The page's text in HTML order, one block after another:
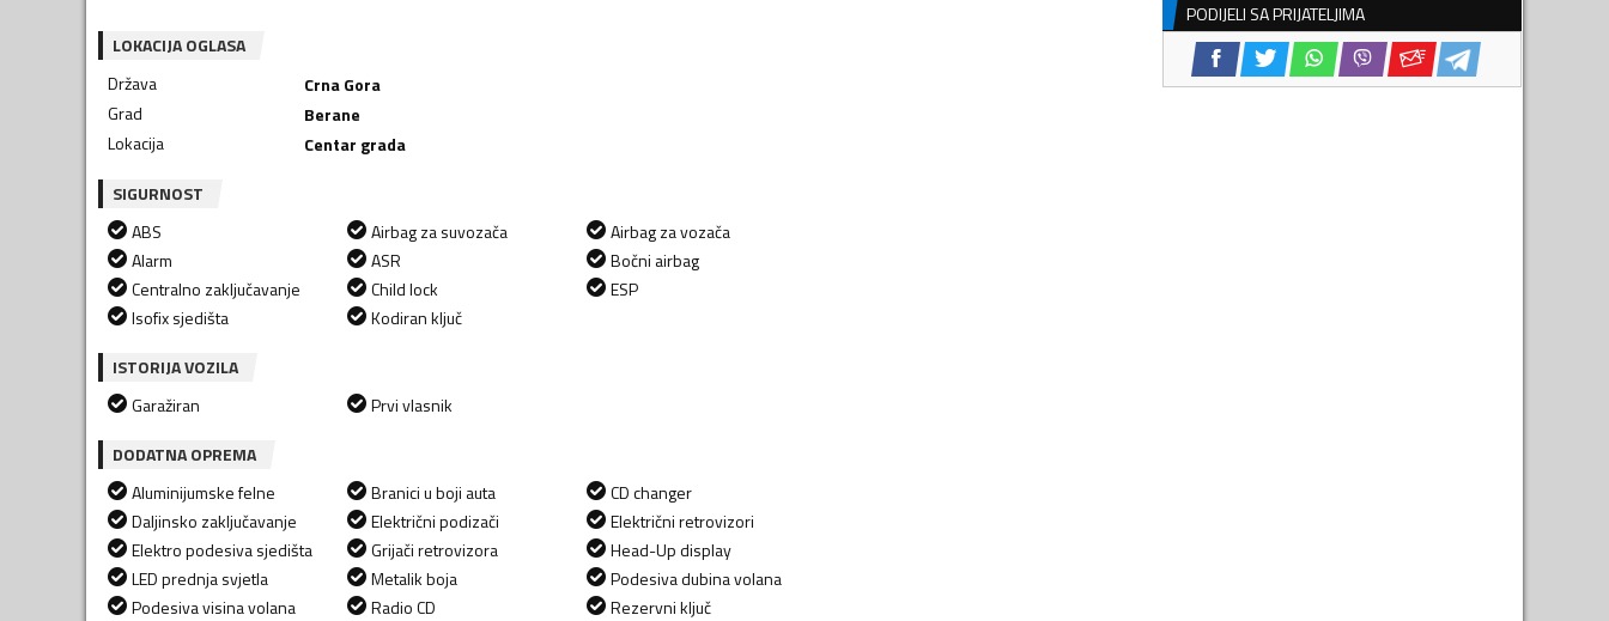
LOKACIJA OGLASA
Država
Crna Gora
Grad
Berane
Lokacija
Centar grada
SIGURNOST
ABS
Alarm
Centralno zaključavanje
Isofix sjedišta
Airbag za suvozača
ASR
Child lock
Kodiran ključ
Airbag za vozača
Bočni airbag
ESP
ISTORIJA VOZILA
Garažiran
Prvi vlasnik
DODATNA OPREMA
Aluminijumske felne
Daljinsko zaključavanje
Elektro podesiva sjedišta
LED prednja svjetla
Podesiva visina volana
Branici u boji auta
Električni podizači
Grijači retrovizora
Metalik boja
Radio CD
CD changer
Električni retrovizori
Head-Up display
Podesiva dubina volana
Rezervni ključ
PODIJELI SA PRIJATELJIMA